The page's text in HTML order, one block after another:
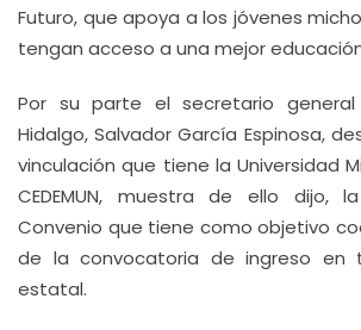
Futuro, que apoya a los jóvenes
tengan acceso a una mejor
Por su parte el secretario
Hidalgo, Salvador García Espinosa,
vinculación que tiene la Universidad
CEDEMUN, muestra de ello dijo,
Convenio que tiene como objetivo
de la convocatoria de ingreso en
estatal.